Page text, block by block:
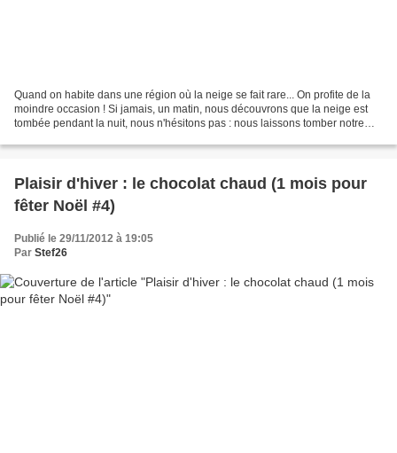
Quand on habite dans une région où la neige se fait rare... On profite de la
moindre occasion ! Si jamais, un matin, nous découvrons que la neige est
tombée pendant la nuit, nous n'hésitons pas : nous laissons tomber notre
Plaisir d'hiver : le chocolat chaud (1 mois pour
fêter Noël #4)
Publié le 29/11/2012 à 19:05
Par Stef26